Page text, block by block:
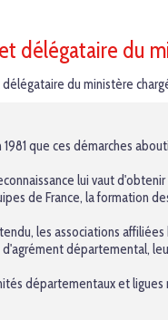
délégataire du
1981 que ces démarches
lui vaut
de France, la formation
les associations
départemental,
départementaux et ligues